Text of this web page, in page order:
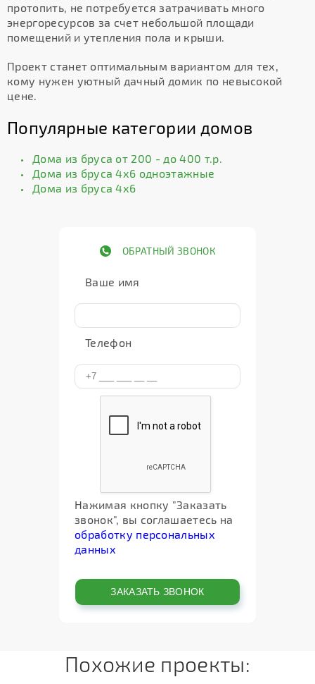
протопить, не потребуется затрачивать много
энергоресурсов за счет небольшой площади
помещений и утепления пола и крыши.
Проект станет оптимальным вариантом для тех,
кому нужен уютный дачный домик по невысокой
цене.
Популярные категории домов
Дома из бруса от 200 - до 400 т.р.
Дома из бруса 4х6 одноэтажные
Дома из бруса 4х6
ОБРАТНЫЙ ЗВОНОК
Ваше имя
Телефон
Нажимая кнопку "Заказать
звонок", вы соглашаетесь на
обработку персональных
данных
Похожие проекты: